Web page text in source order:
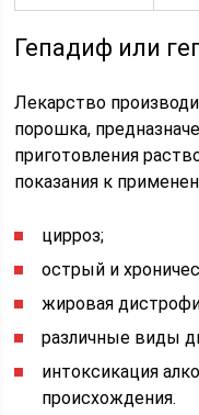
Гепадиф или
Лекарство
порошка,
приготовления
показания к
цирроз;
острый и
жировая
различные виды
интоксикация
происхождения.